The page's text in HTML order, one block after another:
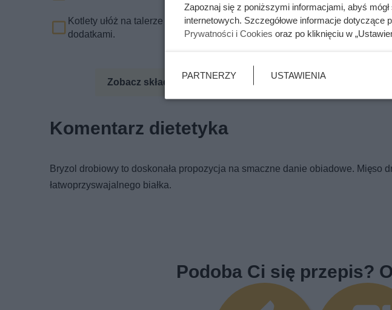
Kotlety ułóż na talerze i na ich wierzch połóż przesmażoną cebulę oraz
dodatkami.
Zobacz składniki odżywcze Zobacz alergeny
Komentarz dietetyka
Bryzol drobiowy to doskonała propozycja na smaczne danie obiadowe. Mięso
łatwoprzyswajalnego białka.
Podoba Ci się przepis?
Zapoznaj się z poniższymi informacjami, abyś
internetowych. Szczegółowe informacje dotyczące
Prywatności i Cookies oraz po kliknięciu w
PARTNERZY USTAWIENIA